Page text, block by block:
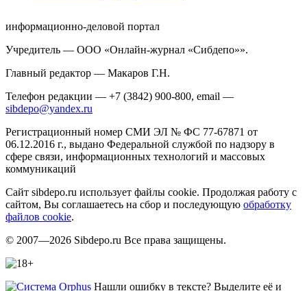
информационно-деловой портал
Учредитель — ООО «Онлайн-журнал «Сибдепо»».
Главный редактор — Макаров Г.Н.
Телефон редакции — +7 (3842) 900-800, email —
sibdepo@yandex.ru
Регистрационный номер СМИ ЭЛ № ФС 77-67871 от
06.12.2016 г., выдано Федеральной службой по надзору в
сфере связи, информационных технологий и массовых
коммуникаций
Сайт sibdepo.ru использует файлы cookie. Продолжая работу с
сайтом, Вы соглашаетесь на сбор и последующую обработку
файлов cookie.
© 2007—2026 Sibdepo.ru Все права защищены.
Нашли ошибку в тексте? Выделите её и